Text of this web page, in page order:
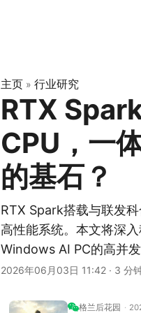
主页 » 行业研究
RTX
CPU，一
的基石？
RTX Spark搭载与联发
高性能系统。本文将深
Windows AI PC的高并发
2026年06月03日 11:42 · 3 分
格兰后花园